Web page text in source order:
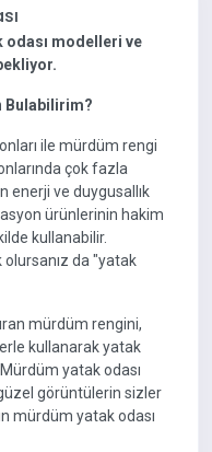
odası modelleri ve
Bulabilirim?
ile mürdüm rengi
çok fazla
enerji ve duygusallık
ürünlerinin hakim
kullanabilir.
da "yatak
mürdüm rengini,
kullanarak yatak
yatak odası
görüntülerin sizler
mürdüm yatak odası